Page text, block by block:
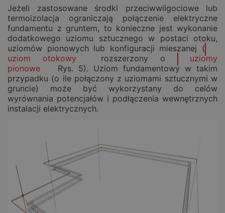
Jeżeli zastosowane środki przeciwwilgociowe lub
termoizolacja ograniczają połączenie elektryczne
fundamentu z gruntem, to konieczne jest wykonanie
dodatkowego uziomu sztucznego w postaci otoku,
uziomów pionowych lub konfiguracji mieszanej (
uziom otokowy
rozszerzony o
uziomy
pionowe
Rys. 5). Uziom fundamentowy w takim
przypadku (o ile połączony z uziomami sztucznymi w
gruncie) może być wykorzystany do celów
wyrównania potencjałów i podłączenia wewnętrznych
instalacji elektrycznych.